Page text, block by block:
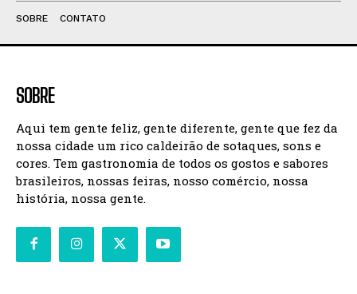
SOBRE CONTATO
SOBRE
Aqui tem gente feliz, gente diferente, gente que fez da
nossa cidade um rico caldeirão de sotaques, sons e
cores. Tem gastronomia de todos os gostos e sabores
brasileiros, nossas feiras, nosso comércio, nossa
história, nossa gente.